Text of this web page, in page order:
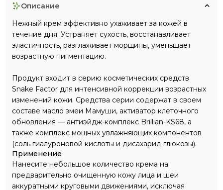
описание
Нежный крем эффективно ухаживает за кожей в
течение дня. Устраняет сухость, восстанавливает
эластичность, разглаживает морщины, уменьшает
возрастную пигментацию.
Продукт входит в серию косметических средств
Snake Factor для интенсивной коррекции возрастных
изменений кожи. Средства серии содержат в своем
составе масло змеи Мамуши, активатор клеточного
обновления — антиэйдж-комплекс Brillian-KS68, а
также комплекс мощных увлажняющих компонентов
(соль гиалуроновой кислоты и дисахарид глюкозы).
Применение
Нанесите небольшое количество крема на
предварительно очищенную кожу лица и шеи
аккуратными круговыми движениями, исключая